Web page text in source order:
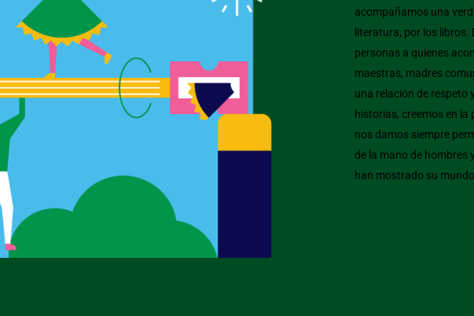
acompañamos una
literatura, por los libros.
personas a quienes
maestras, madres
una relación de respeto
historias, creemos en
nos damos siempre
de la mano de hombres
han mostrado su